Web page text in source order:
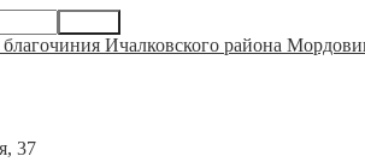
Ичалковского района
37